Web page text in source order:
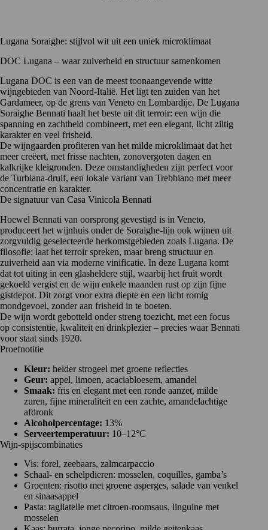
Lugana Soraighe: stijlvol wit uit een uniek microklimaat
DOC Lugana – waar zuiverheid en structuur samenkomen
Lugana DOC is een van de meest toonaangevende witte
wijngebieden van Noord-Italië. Het ligt ten zuiden van het
Gardameer, op de grens van Veneto en Lombardije. De Lugana
Soraighe Bennati haalt het beste uit dit terroir: een wijn die
spanning en zachtheid combineert, met een elegant, licht ziltig
karakter en veel frisheid.
De wijngaarden profiteren van het milde microklimaat dat het
meer creëert, met frisse nachten, zonovergoten dagen en
kalkrijke kleigronden. Deze omstandigheden zijn perfect voor
de Turbiana-druif, een lokale variant van Trebbiano met meer
concentratie en karakter.
De signatuur van Casa Vinicola Bennati
Hoewel Bennati van oorsprong gevestigd is in Veneto,
produceert het wijnhuis onder de Soraighe-lijn ook wijnen uit
zorgvuldig geselecteerde herkomstgebieden zoals Lugana. De
filosofie: laat het terroir spreken, maar breng structuur en
zuiverheid aan via moderne vinificatie. In deze Lugana komt
dat tot uiting in een glasheldere stijl, waarbij het fruit wordt
gekoeld vergist en de wijn enkele maanden rust op zijn fijne
gistdepot. Dit zorgt voor extra diepte en een licht romig
mondgevoel, zonder aan frisheid in te boeten.
De wijn wordt gebotteld onder streng toezicht, met een focus
op consistentie, kwaliteit en drinkplezier – precies waar Bennati
voor staat sinds 1920.
Proefnotitie
Kleur: helder strogeel met groene reflecties
Geur: appel, limoen, acaciabloesem, amandel
Smaak: fris en elegant met een ronde aanzet, milde
zuren, fijne mineraliteit en een zachte, amandelachtige
afdronk
Alcoholpercentage: 13%
Serveertemperatuur: 10–12°C
Wijn-spijscombinaties
Vis: forel, zeebaars, zalmcarpaccio
Schaal- en schelpdieren: mosselen, coquilles, gamba’s
Groenten: risotto met groene asperges, salade van venkel
en sinaasappel
Pasta: tagliatelle met citroen-roomsaus, linguine met
mosselen